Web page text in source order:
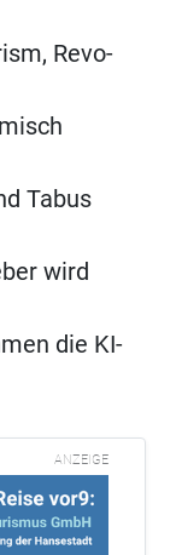
Revo-
Tabus
wird
die KI-
ANZEIGE